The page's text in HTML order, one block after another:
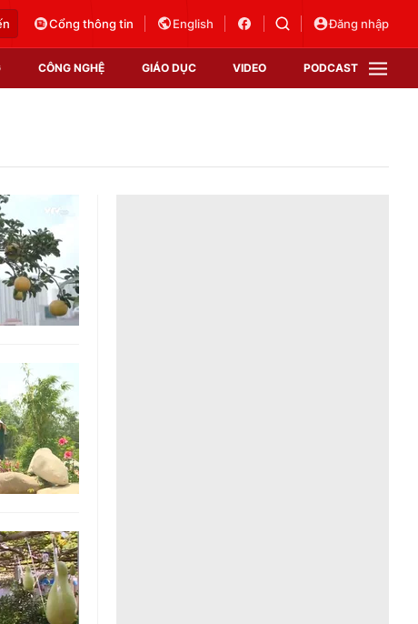
Cổng thông tin English Đăng nhập
CÔNG NGHỆ GIÁO DỤC VIDEO PODCAST
tương lai
VTV Sức khoẻ